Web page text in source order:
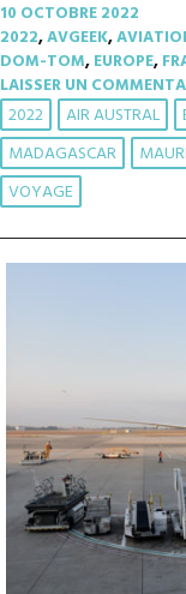
10 OCTOBRE 2022
2022,AVGEEK,
DOM-TOM,EUROPE,
LAISSER UN
2022 AIR AUSTRAL
MADAGASCAR
VOYAGE